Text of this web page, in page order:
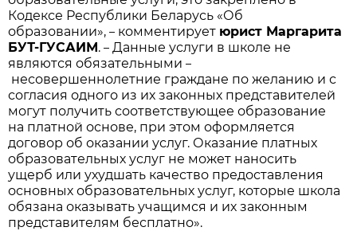
Кодексе Республики Беларусь «Об
образовании»,– комментирует юрист Маргарита
БУТ-ГУСАИМ.– Данные услуги в школе не
являются обязательными–
несовершеннолетние граждане по желанию и с
согласия одного из их законных представителей
могут получить соответствующее образование
на платной основе, при этом оформляется
договор об оказании услуг. Оказание платных
образовательных услуг не может наносить
ущерб или ухудшать качество предоставления
основных образовательных услуг, которые школа
обязана оказывать учащимся и их законным
представителям бесплатно».